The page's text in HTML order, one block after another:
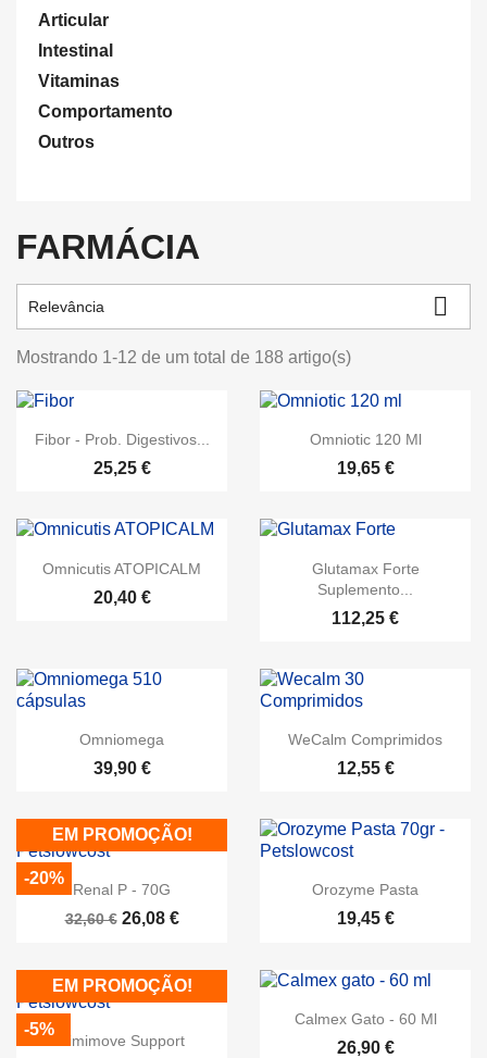
Articular
Intestinal
Vitaminas
Comportamento
Outros
FARMÁCIA
Relevância 
Mostrando 1-12 de um total de 188 artigo(s)
Fibor - Prob. Digestivos...
25,25 €
Omniotic 120 Ml
19,65 €
Omnicutis ATOPICALM
20,40 €
Glutamax Forte
Suplemento...
112,25 €
Omniomega
39,90 €
WeCalm Comprimidos
12,55 €
Renal P - 70G
32,60 € 26,08 €
EM PROMOÇÃO!
-20%
Orozyme Pasta
19,45 €
Kimimove Support
EM PROMOÇÃO!
-5%
Calmex Gato - 60 Ml
26,90 €